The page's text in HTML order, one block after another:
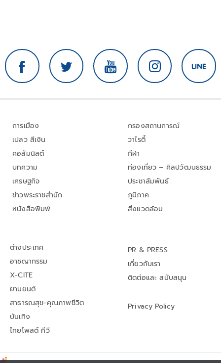
การเมือง
เปลว สีเงิน
คอลัมนิสต์
บทความ
เศรษฐกิจ
ข่าวพระราชสำนัก
หนังสือพิมพ์
กรองสถานการณ์
วาไรตี้
กีฬา
ท่องเที่ยว – ศิลปวัฒนธรรม
ประชาสัมพันธ์
ภูมิภาค
สิ่งแวดล้อม
ต่างประเทศ
อาชญากรรม
X-CITE
ยานยนต์
สาธารณสุข-คุณภาพชีวิต
บันเทิง
ไทยโพสต์ ทีวี
PR & PRESS
เกี่ยวกับเรา
ติดต่อและ สนับสนุน
Privacy Policy